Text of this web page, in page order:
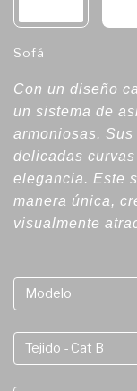
Sofá
Con un diseño
un sistema de
armoniosas.
delicadas
elegancia. Este
manera única,
visualmente
Modelo
Tejido - Cat B